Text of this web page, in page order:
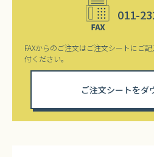
011-
FAXからのご注文はご注文シートにご
付ください。
ご注文シートをダ